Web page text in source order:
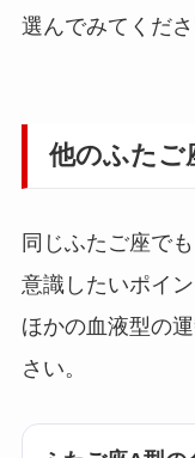
選んでみてくださ
他のふたご
同じふたご座で
意識したいポイ
ほかの血液型の
さい。